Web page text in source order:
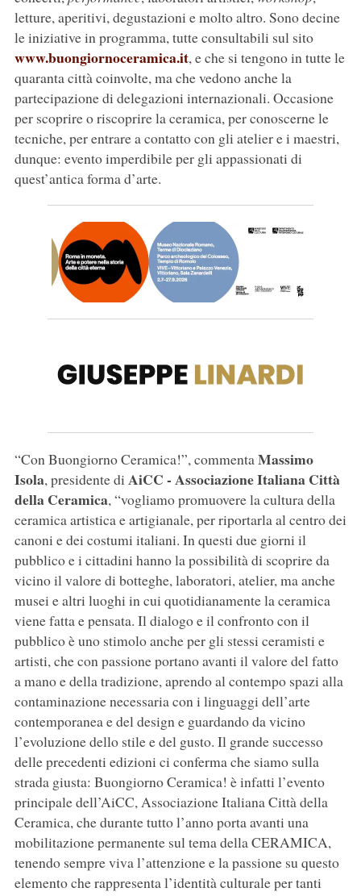
letture, aperitivi, degustazioni e molto altro. Sono decine
le iniziative in programma, tutte consultabili sul sito
www.buongiornoceramica.it, e che si tengono in tutte le
quaranta città coinvolte, ma che vedono anche la
partecipazione di delegazioni internazionali. Occasione
per scoprire o riscoprire la ceramica, per conoscerne le
tecniche, per entrare a contatto con gli atelier e i maestri,
dunque: evento imperdibile per gli appassionati di
quest’antica forma d’arte.
“Con Buongiorno Ceramica!”, commentaMassimo
Isola, presidente di AiCC - Associazione Italiana Città
della Ceramica, “vogliamo promuovere la cultura della
ceramica artistica e artigianale, per riportarla al centro dei
canoni e dei costumi italiani. In questi due giorni il
pubblico e i cittadini hanno la possibilità di scoprire da
vicino il valore di botteghe, laboratori, atelier, ma anche
musei e altri luoghi in cui quotidianamente la ceramica
viene fatta e pensata. Il dialogo e il confronto con il
pubblico è uno stimolo anche per gli stessi ceramisti e
artisti, che con passione portano avanti il valore del fatto
a mano e della tradizione, aprendo al contempo spazi alla
contaminazione necessaria con i linguaggi dell’arte
contemporanea e del design e guardando da vicino
l’evoluzione dello stile e del gusto. Il grande successo
delle precedenti edizioni ci conferma che siamo sulla
strada giusta: Buongiorno Ceramica! è infatti l’evento
principale dell’AiCC, Associazione Italiana Città della
Ceramica, che durante tutto l’anno porta avanti una
mobilitazione permanente sul tema della CERAMICA,
tenendo sempre viva l’attenzione e la passione su questo
elemento che rappresenta l’identità culturale per tanti